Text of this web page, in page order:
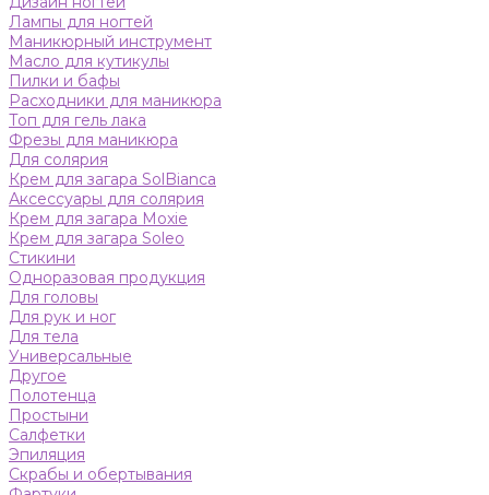
Лампы для ногтей
Маникюрный инструмент
Масло для кутикулы
Пилки и бафы
Расходники для маникюра
Топ для гель лака
Фрезы для маникюра
Для солярия
Крем для загара SolBianca
Аксессуары для солярия
Крем для загара Moxie
Крем для загара Soleo
Стикини
Одноразовая продукция
Для головы
Для рук и ног
Для тела
Универсальные
Другое
Полотенца
Простыни
Салфетки
Эпиляция
Скрабы и обертывания